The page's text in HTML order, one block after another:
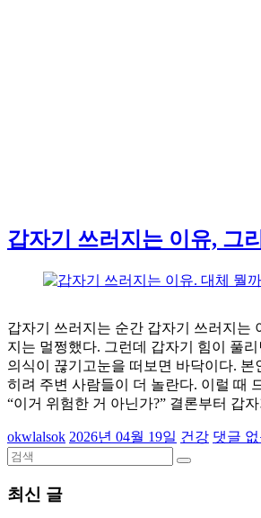
갑자기 쓰러지는 이유, 그
갑자기 쓰러지는 순간 갑자기 쓰러지는
지는 멀쩡했다. 그런데 갑자기 힘이 풀
의식이 끊기고눈을 떠보면 바닥이다. 본
히려 주변 사람들이 더 놀란다. 이럴 때
“이거 위험한 거 아닌가?” 결론부터 갑
okwlalsok 2026년 04월 19일 건강 댓글
최신 글